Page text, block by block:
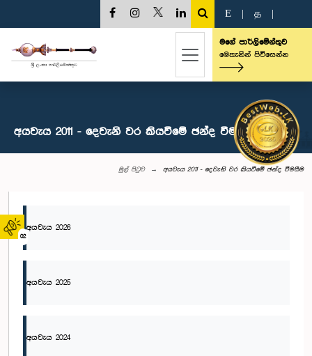
02
E த
මගේ පාර්ලිමේන්තුව
මෙතැනින් පිවිසෙන්න
අයවැය 2011 - දෙවැනි වර කියවීමේ ඡන්ද වීමසීම
මුල් පිටුව අයවැය 2011 - දෙවැනි වර කියවීමේ ඡන්ද වීමසීම
අයවැය 2026
අයවැය 2025
අයවැය 2024